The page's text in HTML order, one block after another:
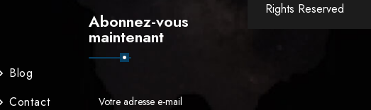
Blog
Contact
Abonnez-vous
maintenant
Rights Reserved